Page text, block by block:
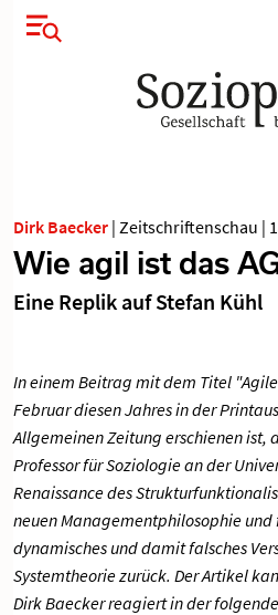
Dirk Baecker | Zeitschriftenschau |
Wie agil ist das
Eine Replik auf Stefan Kühl
In einem Beitrag mit dem Titel
Februar diesen Jahres in der
Allgemeinen Zeitung erschienen ist,
Professor für Soziologie an der
Renaissance des
neuen Managementphilosophie und
dynamisches und damit falsches
Systemtheorie zurück. Der Artikel
Dirk Baecker reagiert in der